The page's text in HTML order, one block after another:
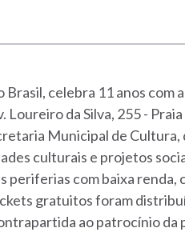
Brasil, celebra 11 anos com
Loureiro da Silva, 255 -
Municipal de
culturais e projetos
periferias com baixa renda,
gratuitos foram
ao patrocínio